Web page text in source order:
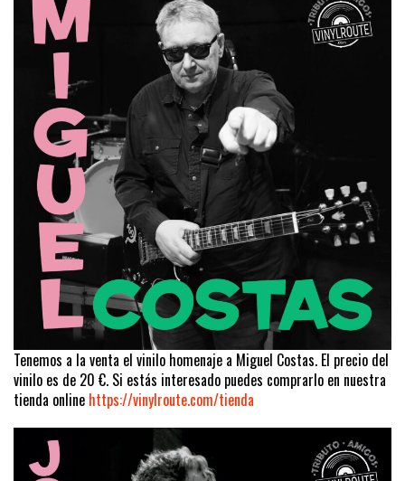
Tenemos a la venta el vinilo homenaje a Miguel Costas. El precio del
vinilo es de 20 €. Si estás interesado puedes comprarlo en nuestra
tienda online https://vinylroute.com/tienda